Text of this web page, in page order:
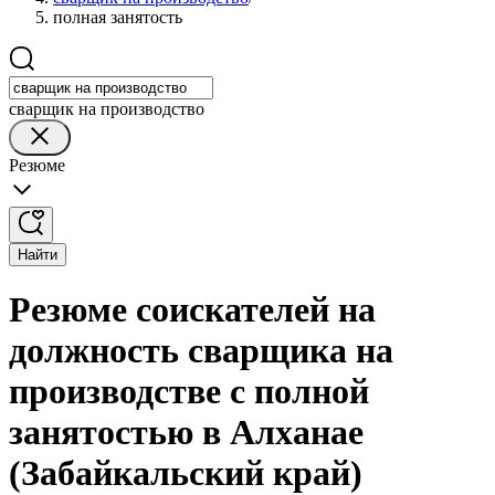
полная занятость
сварщик на производство
Резюме
Найти
Резюме соискателей на
должность сварщика на
производстве с полной
занятостью в Алханае
(Забайкальский край)